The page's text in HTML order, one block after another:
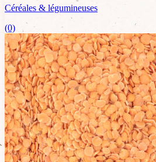
Céréales & légumineuses
(0)